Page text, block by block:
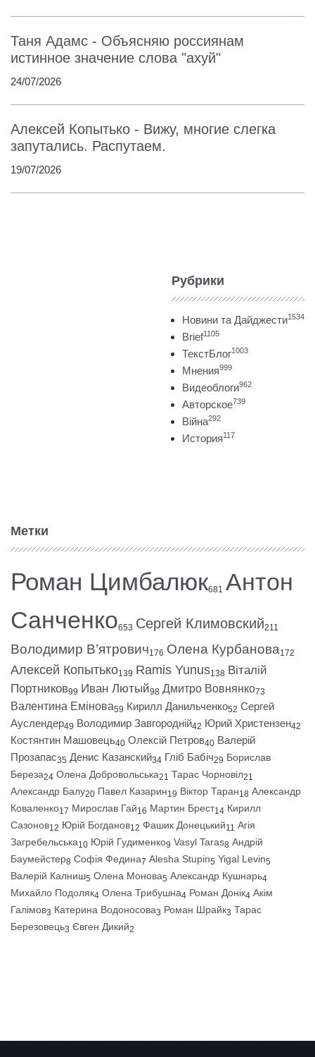
Таня Адамс - Объясняю россиянам
истинное значение слова "ахуй"
24/07/2026
Алексей Копытько - Вижу, многие слегка
запутались. Распутаем.
19/07/2026
Рубрики
Новини та Дайджести1534
Brief1105
ТекстБлог1003
Мнения999
Видеоблоги962
Авторское739
Війна292
История117
Метки
Роман Цимбалюк681 Антон
Санченко653 Сергей Климовский211
Володимир В’ятрович176 Олена Курбанова172
Алексей Копытько139 Ramis Yunus138 Віталій
Портников99 Иван Лютый98 Дмитро Вовнянко73
Валентина Емінова59 Кирилл Данильченко52 Сергей
Ауслендер49 Володимир Завгородній42 Юрий Христензен42
Костянтин Машовець40 Олексій Петров40 Валерій
Прозапас35 Денис Казанский34 Гліб Бабіч29 Борислав
Береза24 Олена Добровольська21 Тарас Чорновіл21
Александр Балу20 Павел Казарин19 Віктор Таран18 Александр
Коваленко17 Мирослав Гай16 Мартин Брест14 Кирилл
Сазонов12 Юрій Богданов12 Фашик Донецький11 Агія
Загребельська10 Юрій Гудименко9 Vasyl Taras8 Андрій
Баумейстер8 Софія Федина7 Alesha Stupin5 Yigal Levin5
Валерій Калниш5 Олена Монова5 Александр Кушнарь4
Михайло Подоляк4 Олена Трибушна4 Роман Донік4 Акім
Галімов3 Катерина Водоносова3 Роман Шрайк3 Тарас
Березовець3 Євген Дикий2